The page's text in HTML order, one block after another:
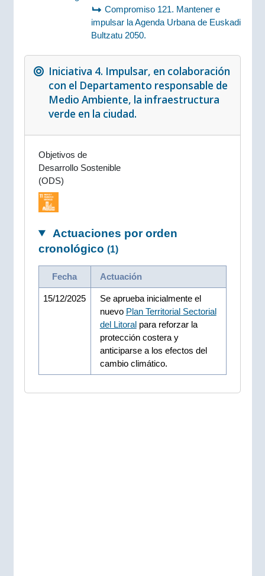
Compromiso 121. Mantener e
impulsar la Agenda Urbana de Euskadi
Bultzatu 2050.
Iniciativa 4. Impulsar, en colaboración
con el Departamento responsable de
Medio Ambiente, la infraestructura
verde en la ciudad.
Objetivos de
Desarrollo Sostenible
(ODS)
Actuaciones por orden
cronológico (1)
Fecha Actuación
15/12/2025
Se aprueba inicialmente el
nuevo Plan Territorial Sectorial
del Litoralpara reforzar la
protección costera y
anticiparse a los efectos del
cambio climático.